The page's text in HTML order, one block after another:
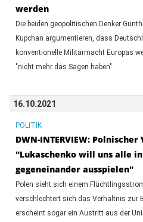
werden
Die beiden geopolitischen Denker
Kupchan argumentieren, dass
konventionelle Militärmacht Europas
"nicht mehr das Sagen haben".
16.10.2021
POLITIK
DWN-INTERVIEW:
"Lukaschenko will uns alle in
gegeneinander ausspielen"
Polen sieht sich einem
verschlechtert sich das Verhältnis zur
erscheint sogar ein Austritt aus der